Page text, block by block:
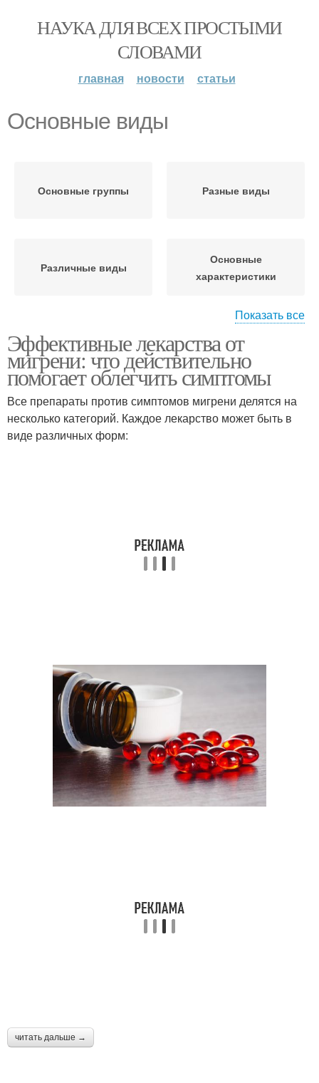
НАУКА ДЛЯ ВСЕХ ПРОСТЫМИ
СЛОВАМИ
главная новости статьи
Основные виды
Основные группы Разные виды
Различные виды
Основные
характеристики
Основные типы
Показать все
Эффективные лекарства от
мигрени: что действительно
помогает облегчить симптомы
Все препараты против симптомов мигрени делятся на
несколько категорий. Каждое лекарство может быть в
виде различных форм:
читать дальше →